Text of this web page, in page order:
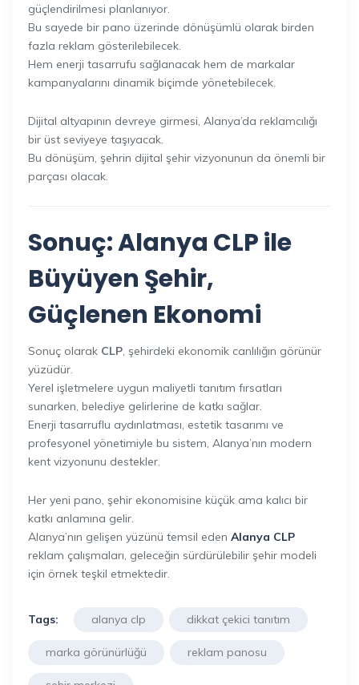
güçlendirilmesi planlanıyor.
Bu sayede bir pano üzerinde dönüşümlü olarak birden
fazla reklam gösterilebilecek.
Hem enerji tasarrufu sağlanacak hem de markalar
kampanyalarını dinamik biçimde yönetebilecek.
Dijital altyapının devreye girmesi, Alanya’da reklamcılığı
bir üst seviyeye taşıyacak.
Bu dönüşüm, şehrin dijital şehir vizyonunun da önemli bir
parçası olacak.
Sonuç: Alanya CLP ile
Büyüyen Şehir,
Güçlenen Ekonomi
Sonuç olarak CLP, şehirdeki ekonomik canlılığın görünür
yüzüdür.
Yerel işletmelere uygun maliyetli tanıtım fırsatları
sunarken, belediye gelirlerine de katkı sağlar.
Enerji tasarruflu aydınlatması, estetik tasarımı ve
profesyonel yönetimiyle bu sistem, Alanya’nın modern
kent vizyonunu destekler.
Her yeni pano, şehir ekonomisine küçük ama kalıcı bir
katkı anlamına gelir.
Alanya’nın gelişen yüzünü temsil eden Alanya CLP
reklam çalışmaları, geleceğin sürdürülebilir şehir modeli
için örnek teşkil etmektedir.
Tags: alanya clp dikkat çekici tanıtım
marka görünürlüğü reklam panosu